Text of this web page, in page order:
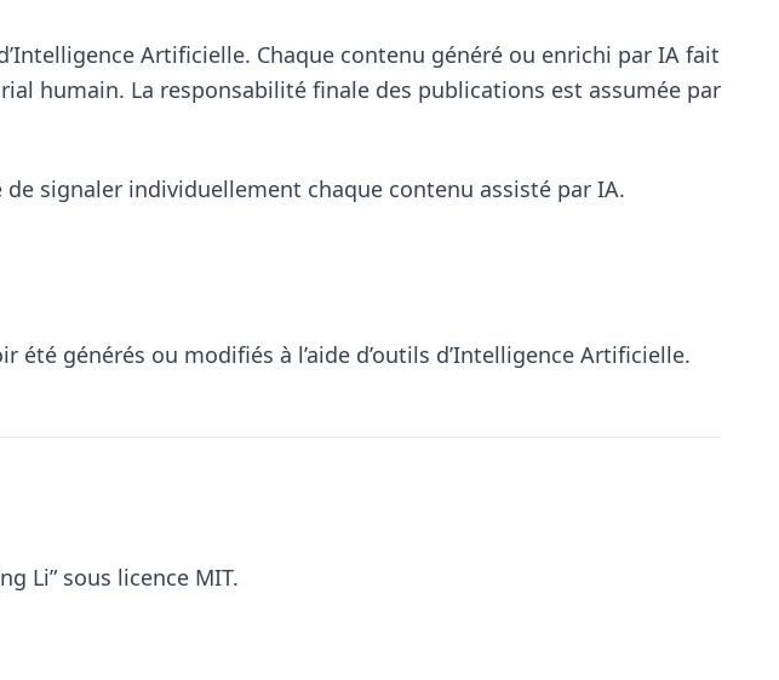
Artificielle. Chaque contenu généré ou enrichi par IA fait
humain. La responsabilité finale des publications est assumée par
signaler individuellement chaque contenu assisté par IA.
générés ou modifiés à l’aide d’outils d’Intelligence Artificielle.
Li” sous licence MIT.